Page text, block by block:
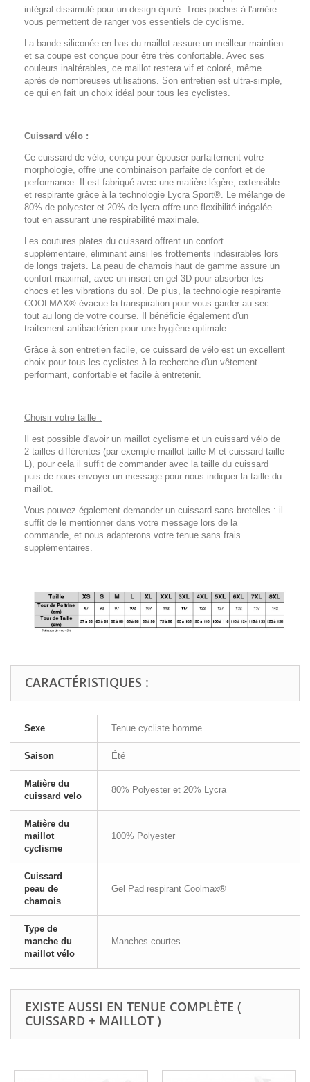
intégral dissimulé pour un design épuré. Trois poches à l'arrière
vous permettent de ranger vos essentiels de cyclisme.
La bande siliconée en bas du maillot assure un meilleur maintien
et sa coupe est conçue pour être très confortable. Avec ses
couleurs inaltérables, ce maillot restera vif et coloré, même
après de nombreuses utilisations. Son entretien est ultra-simple,
ce qui en fait un choix idéal pour tous les cyclistes.
Cuissard vélo :
Ce cuissard de vélo, conçu pour épouser parfaitement votre
morphologie, offre une combinaison parfaite de confort et de
performance. Il est fabriqué avec une matière légère, extensible
et respirante grâce à la technologie Lycra Sport®. Le mélange de
80% de polyester et 20% de lycra offre une flexibilité inégalée
tout en assurant une respirabilité maximale.
Les coutures plates du cuissard offrent un confort
supplémentaire, éliminant ainsi les frottements indésirables lors
de longs trajets. La peau de chamois haut de gamme assure un
confort maximal, avec un insert en gel 3D pour absorber les
chocs et les vibrations du sol. De plus, la technologie respirante
COOLMAX® évacue la transpiration pour vous garder au sec
tout au long de votre course. Il bénéficie également d'un
traitement antibactérien pour une hygiène optimale.
Grâce à son entretien facile, ce cuissard de vélo est un excellent
choix pour tous les cyclistes à la recherche d'un vêtement
performant, confortable et facile à entretenir.
Choisir votre taille :
Il est possible d'avoir un maillot cyclisme et un cuissard vélo de
2 tailles différentes (par exemple maillot taille M et cuissard taille
L), pour cela il suffit de commander avec la taille du cuissard
puis de nous envoyer un message pour nous indiquer la taille du
maillot.
Vous pouvez également demander un cuissard sans bretelles : il
suffit de le mentionner dans votre message lors de la
commande, et nous adapterons votre tenue sans frais
supplémentaires.
CARACTÉRISTIQUES :
Sexe Tenue cycliste homme
Saison Été
Matière du
cuissard velo
80% Polyester et 20% Lycra
Matière du
maillot
cyclisme
100% Polyester
Cuissard
peau de
chamois
Gel Pad respirant Coolmax®
Type de
manche du
maillot vélo
Manches courtes
EXISTE AUSSI EN TENUE COMPLÈTE (
CUISSARD + MAILLOT )